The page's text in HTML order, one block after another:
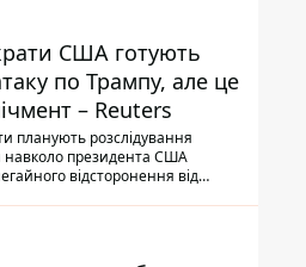
США готують
по Трампу, але це
– Reuters
планують розслідування
навколо президента США
відсторонення від